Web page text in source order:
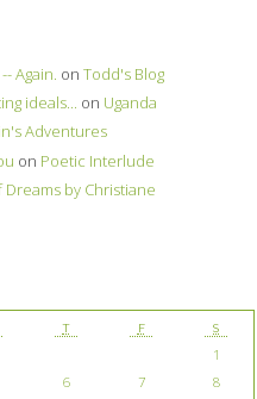
Again. on Todd's Blog
ideals... on Uganda
Adventures
on Poetic Interlude
Dreams by Christiane
T F S
1
6 7
8